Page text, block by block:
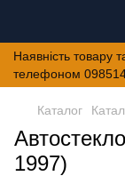
Наявність товару
телефоном
Каталог
1997)